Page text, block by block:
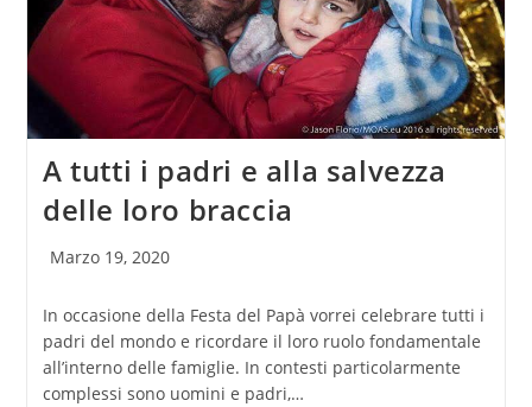
A tutti i padri e alla salvezza
delle loro braccia
Articolo
Marzo 19, 2020
In occasione della Festa del Papà vorrei celebrare tutti i
padri del mondo e ricordare il loro ruolo fondamentale
all’interno delle famiglie. In contesti particolarmente
complessi sono uomini e padri,…